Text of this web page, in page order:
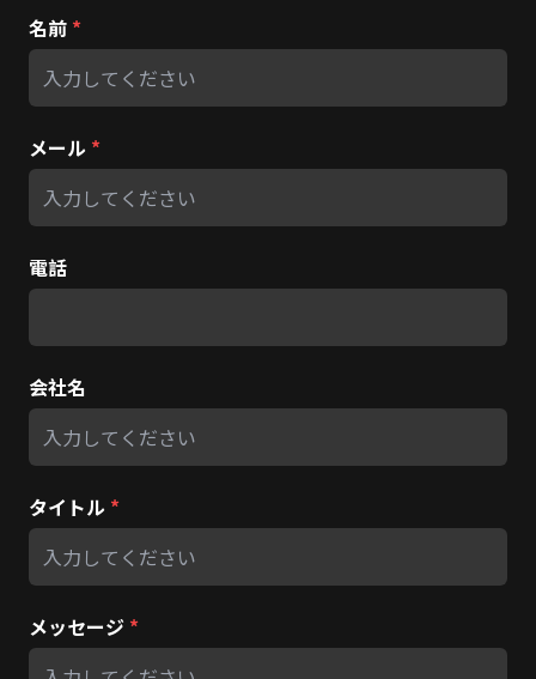
名前 *
メール *
電話
会社名
タイトル *
メッセージ *